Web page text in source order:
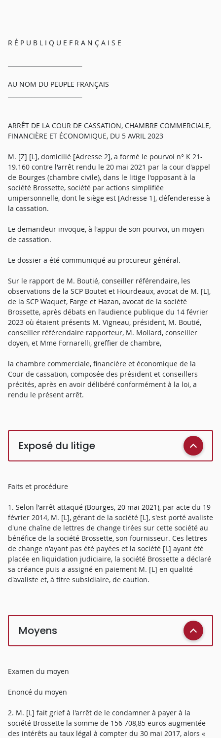
R É P U B L I Q U E F R A N Ç A I S E
AU NOM DU PEUPLE FRANÇAIS
ARRÊT DE LA COUR DE CASSATION, CHAMBRE COMMERCIALE,
FINANCIÈRE ET ÉCONOMIQUE, DU 5 AVRIL 2023
M. [Z] [L], domicilié [Adresse 2], a formé le pourvoi n° K 21-
19.160 contre l'arrêt rendu le 20 mai 2021 par la cour d'appel
de Bourges (chambre civile), dans le litige l'opposant à la
société Brossette, société par actions simplifiée
unipersonnelle, dont le siège est [Adresse 1], défenderesse à
la cassation.
Le demandeur invoque, à l'appui de son pourvoi, un moyen
de cassation.
Le dossier a été communiqué au procureur général.
Sur le rapport de M. Boutié, conseiller référendaire, les
observations de la SCP Boutet et Hourdeaux, avocat de M. [L],
de la SCP Waquet, Farge et Hazan, avocat de la société
Brossette, après débats en l'audience publique du 14 février
2023 où étaient présents M. Vigneau, président, M. Boutié,
conseiller référendaire rapporteur, M. Mollard, conseiller
doyen, et Mme Fornarelli, greffier de chambre,
la chambre commerciale, financière et économique de la
Cour de cassation, composée des président et conseillers
précités, après en avoir délibéré conformément à la loi, a
rendu le présent arrêt.
Exposé du litige
Faits et procédure
1. Selon l'arrêt attaqué (Bourges, 20 mai 2021), par acte du 19
février 2014, M. [L], gérant de la société [L], s'est porté avaliste
d'une chaîne de lettres de change tirées sur cette société au
bénéfice de la société Brossette, son fournisseur. Ces lettres
de change n'ayant pas été payées et la société [L] ayant été
placée en liquidation judiciaire, la société Brossette a déclaré
sa créance puis a assigné en paiement M. [L] en qualité
d'avaliste et, à titre subsidiaire, de caution.
Moyens
Examen du moyen
Enoncé du moyen
2. M. [L] fait grief à l'arrêt de le condamner à payer à la
société Brossette la somme de 156 708,85 euros augmentée
des intérêts au taux légal à compter du 30 mai 2017, alors «